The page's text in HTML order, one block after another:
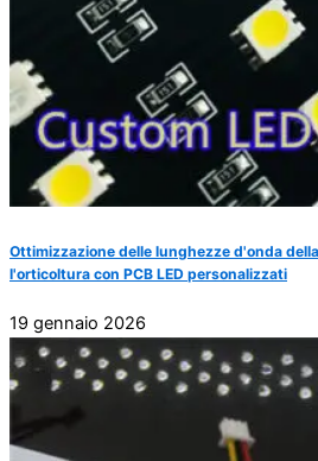
Ottimizzazione delle lunghezze d'onda
l'orticoltura con PCB LED personalizzati
19 gennaio 2026